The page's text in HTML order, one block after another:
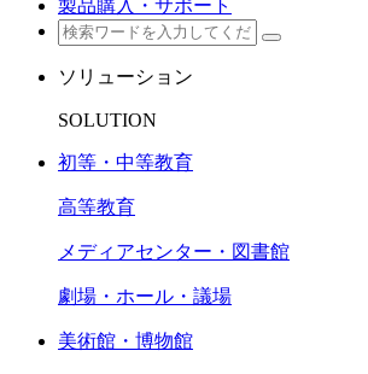
製品購入・サポート
ソリューション
SOLUTION
初等・中等教育
高等教育
メディアセンター・図書館
劇場・ホール・議場
美術館・博物館